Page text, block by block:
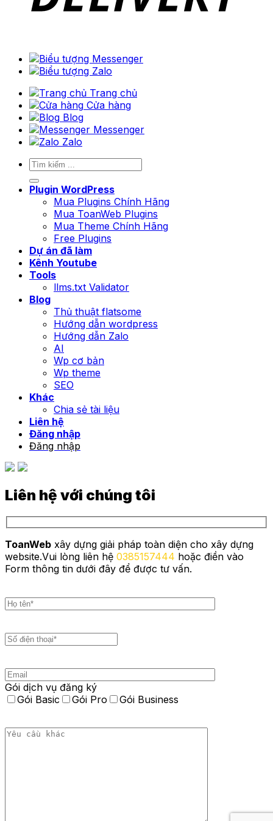
Trang chủ
Cửa hàng
Blog
Messenger
Zalo
Tìm
Plugin WordPress
Mua Plugins Chính Hãng
Mua ToanWeb Plugins
Mua Theme Chính Hãng
Free Plugins
Dự án đã làm
Kênh Youtube
Tools
llms.txt Validator
Blog
Thủ thuật flatsome
Hướng dẫn wordpress
Hướng dẫn Zalo
AI
Wp cơ bản
Wp theme
SEO
Khác
Chia sẻ tài liệu
Liên hệ
Đăng nhập
Đăng nhập
Liên hệ với chúng tôi
ToanWeb xây dựng giải pháp toàn diện cho xây dựng
website.Vui lòng liên hệ 0385157444 hoặc điền vào
Form thông tin dưới đây để được tư vấn.
Gói dịch vụ đăng ký
Gói Basic
Gói Pro Gói Business